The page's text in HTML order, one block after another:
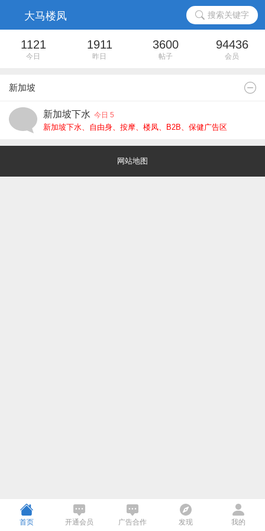
搜索关键字
1121
今日
1911
昨日
3600
帖子
94436
会员
新加坡
新加坡下水 今日 5
新加坡下水、自由身、按摩、楼凤、B2B、保健广告区
网站地图
首页 开通会员 广告合作 发现 我的